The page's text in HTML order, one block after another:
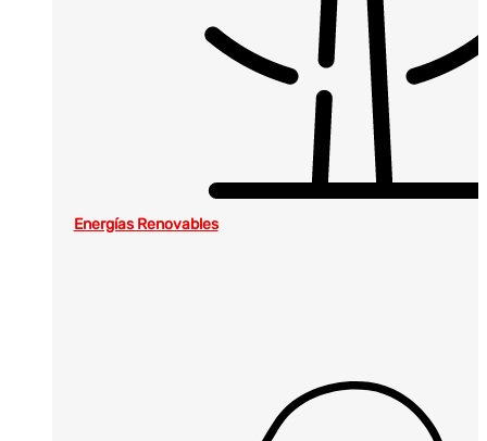
Energías Renovables